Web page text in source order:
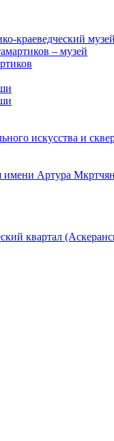
краеведческий музей
– музей
искусства и
имени Артура
квартал